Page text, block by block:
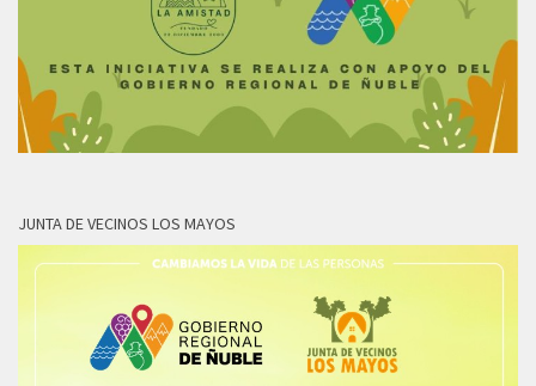
JUNTA DE VECINOS LOS MAYOS